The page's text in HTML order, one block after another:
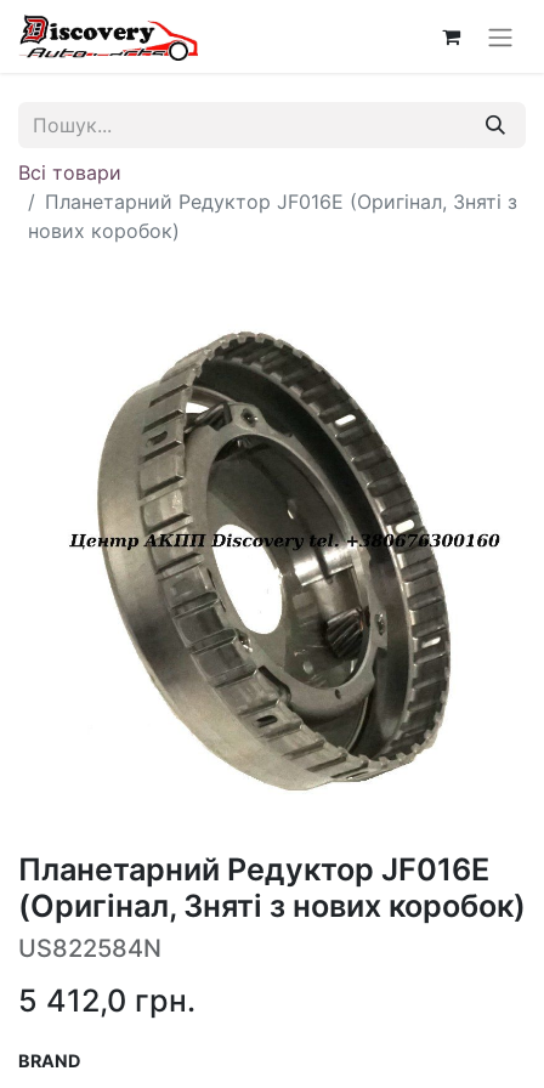
Всі товари
Планетарний Редуктор JF016E (Оригінал, Зняті з
нових коробок)
Планетарний Редуктор JF016E
(Оригінал, Зняті з нових коробок)
US822584N
5 412,0 грн.
BRAND